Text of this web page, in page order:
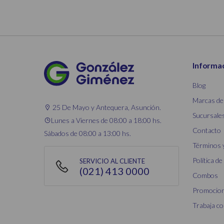
25 De Mayo y Antequera, Asunción.
Lunes a Viernes de 08:00 a 18:00 hs.
Sábados de 08:00 a 13:00 hs.
SERVICIO AL CLIENTE
(021) 413 0000
Blog
Marcas
Contacto
Términos
Política
Combos
Trabaja